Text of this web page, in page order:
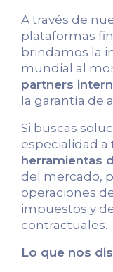
A través de
plataformas
brindamos la
mundial al
partners
la garantía de
Si buscas
especialidad
herramientas
del mercado,
operaciones
impuestos y
contractuales.
Lo que nos